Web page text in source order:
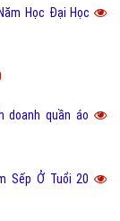
Học Đại Học
doanh quần áo
Sếp Ở Tuổi 20